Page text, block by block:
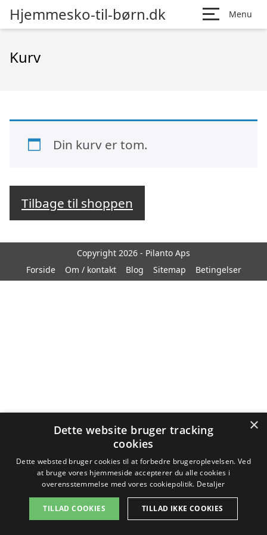
Hjemmesko-til-børn.dk Menu
Kurv
Din kurv er tom.
Tilbage til shoppen
Copyright 2026 - Pilanto Aps
Forside
Om / kontakt Blog Sitemap Betingelser
×
Dette website bruger tracking
cookies
Dette websted bruger cookies til at forbedre brugeroplevelsen. Ved
at bruge vores hjemmeside accepterer du alle cookies i
overensstemmelse med vores cookiepolitik. Detaljer
TILLAD COOKIES TILLAD IKKE COOKIES